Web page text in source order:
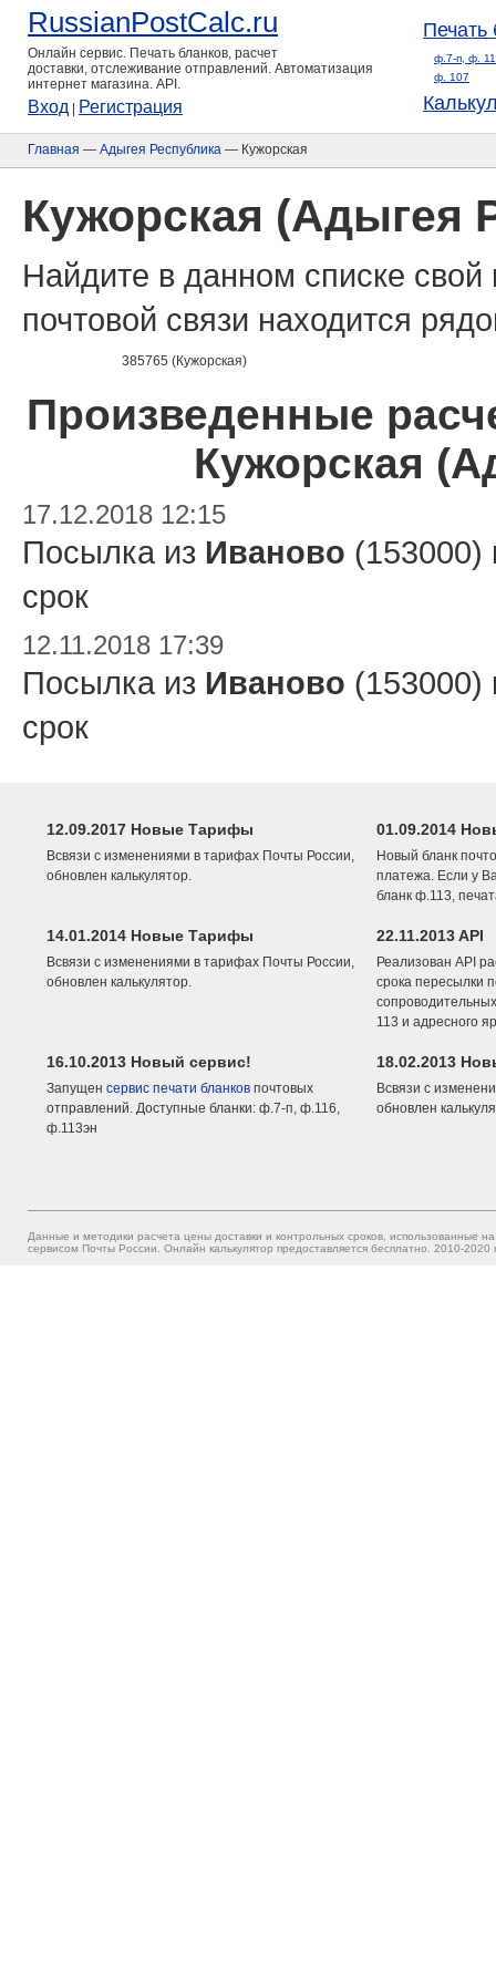
RussianPostCalc.ru
Онлайн сервис. Печать бланков, расчет
доставки, отслеживание отправлений. Автоматизация
интернет магазина. API.
Вход Регистрация
Печать
ф.7-п, ф.
ф. 107
Главная — Адыгея Республика — Кужорская
Кужорская (Адыгея
Найдите в данном списке
почтовой связи находится
385765 (Кужорская)
Произведенные
Кужорская
17.12.2018 12:15
Посылка из Иваново
срок
12.11.2018 17:39
Посылка из Иваново
срок
12.09.2017 Новые Тарифы
Всвязи с изменениями в тарифах Почты России,
обновлен калькулятор.
01.09.2014
Новый бланк
платежа. Если у
бланк ф.113,
14.01.2014 Новые Тарифы
Всвязи с изменениями в тарифах Почты России,
обновлен калькулятор.
22.11.2013 API
Реализован API
срока пересылки
113 и адресного
16.10.2013 Новый сервис!
Запущен сервис печати бланков почтовых
отправлений. Доступные бланки: ф.7-п, ф.116,
ф.113эн
18.02.2013
Всвязи с
обновлен
Данные и методики расчета цены доставки и контрольных сроков, использованные
сервисом Почты России. Онлайн калькулятор предоставляется бесплатно. 2010-2020